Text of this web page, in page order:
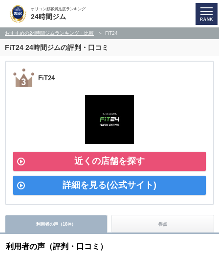
オリコン顧客満足度ランキング
24時間ジム
おすすめの24時間ジムランキング・比較 FiT24
FiT24 24時間ジムの評判・口コミ
FiT24
近くの店舗を探す
詳細を見る(公式サイト)
利用者の声（18件） 得点
利用者の声（評判・口コミ）